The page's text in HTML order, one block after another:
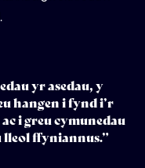
yr asedau, y
hangen i fynd i’r
i greu cymunedau
lleol ffyniannus.”